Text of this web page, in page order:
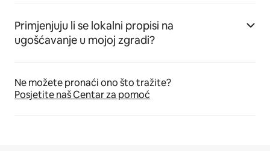
Primjenjuju li se lokalni propisi na
ugošćavanje u mojoj zgradi?
Ne možete pronaći ono što tražite?
Posjetite naš Centar za pomoć